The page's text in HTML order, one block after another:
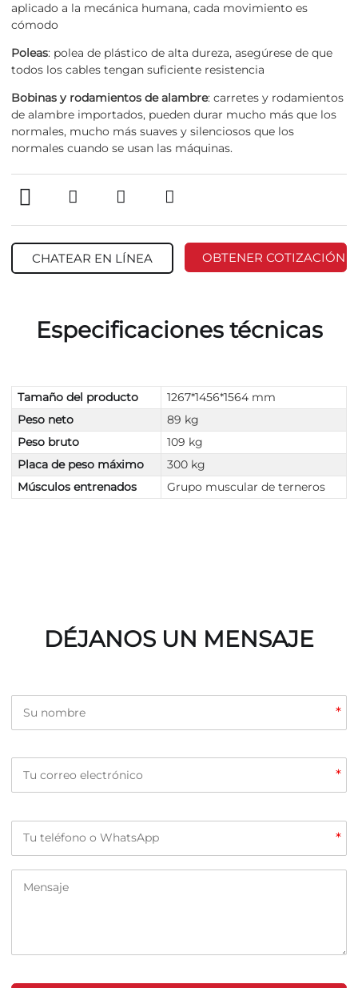
aplicado a la mecánica humana, cada movimiento es
cómodo
Poleas: polea de plástico de alta dureza, asegúrese de que
todos los cables tengan suficiente resistencia
Bobinas y rodamientos de alambre: carretes y rodamientos
de alambre importados, pueden durar mucho más que los
normales, mucho más suaves y silenciosos que los
normales cuando se usan las máquinas.
CHATEAR EN LÍNEA OBTENER COTIZACIÓN
Especificaciones técnicas
Tamaño del producto
1267*1456*1564 mm
Peso neto
89 kg
Peso bruto
109 kg
Placa de peso máximo
300 kg
Músculos entrenados
Grupo muscular de terneros
DÉJANOS UN MENSAJE
*
*
*